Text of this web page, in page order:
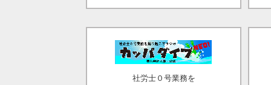
社労士０号業務を